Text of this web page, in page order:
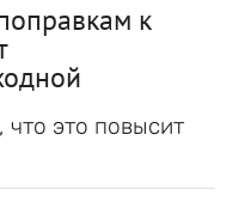
к
это повысит